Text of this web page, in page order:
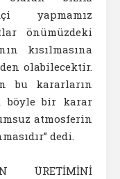
yapmamız
önümüzdeki
kısılmasına
olabilecektir.
bu kararların
böyle bir karar
atmosferin
dedi.
ÜRETİMİNİ